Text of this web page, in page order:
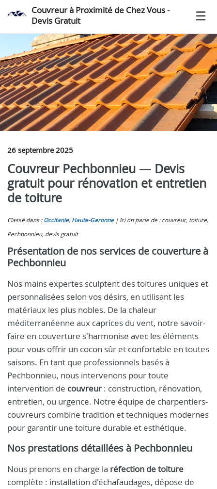
Couvreur à Proximité de Chez Vous -
Devis Gratuit
26 septembre 2025
Couvreur Pechbonnieu — Devis
gratuit pour rénovation et entretien
de toiture
Classé dans : Occitanie, Haute-Garonne
Ici on parle de : couvreur, toiture,
Pechbonnieu, devis gratuit
Présentation de nos services de couverture à
Pechbonnieu
Nos mains expertes sculptent des toitures uniques et
personnalisées selon vos désirs, en utilisant les
matériaux les plus nobles. De la chaleur
méditerranéenne aux caprices du vent, notre savoir-
faire en couverture s'harmonise avec les éléments
pour vous offrir un cocon sûr et confortable en toutes
saisons. En tant que professionnels basés à
Pechbonnieu, nous intervenons pour toute
intervention de couvreur: construction, rénovation,
entretien, ou urgence. Notre équipe de charpentiers-
couvreurs combine tradition et techniques modernes
pour garantir une toiture durable et esthétique.
Nos prestations détaillées à Pechbonnieu
Nous prenons en charge la réfection de toiture
complète : installation d'échafaudages, dépose de